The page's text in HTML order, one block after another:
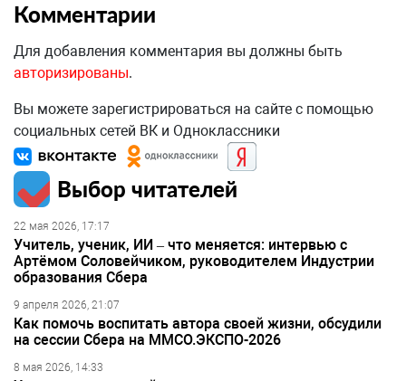
Комментарии
Для добавления комментария вы должны быть
авторизированы.
Вы можете зарегистрироваться на сайте с помощью
социальных сетей ВК и Одноклассники
Выбор читателей
22 мая 2026, 17:17
Учитель, ученик, ИИ – что меняется: интервью с
Артёмом Соловейчиком, руководителем Индустрии
образования Сбера
9 апреля 2026, 21:07
Как помочь воспитать автора своей жизни, обсудили
на сессии Сбера на ММСО.ЭКСПО-2026
8 мая 2026, 14:33